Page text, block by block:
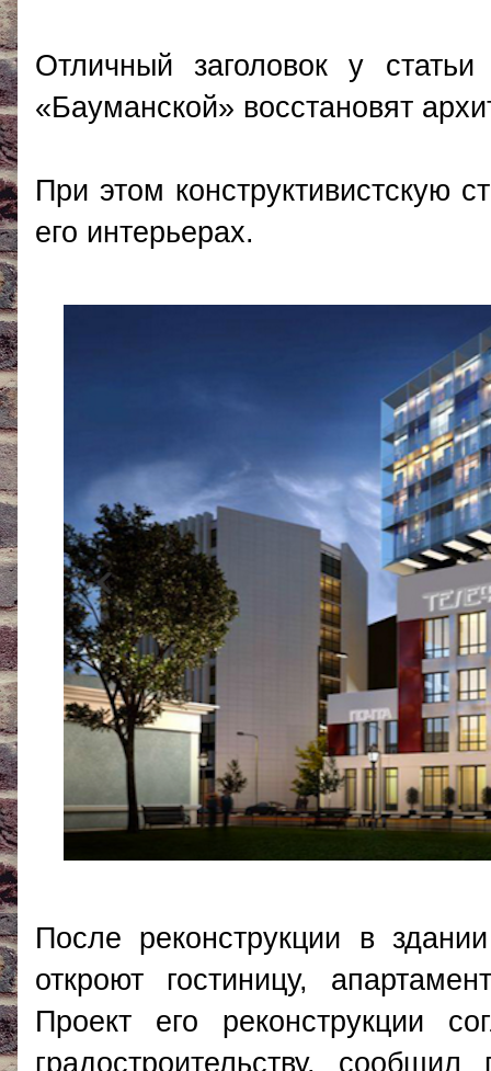
Отличный заголовок у
«Бауманской» восстановят
При этом конструктивистскую
его интерьерах.
После реконструкции в
откроют гостиницу,
Проект его реконструкции
градостроительству,